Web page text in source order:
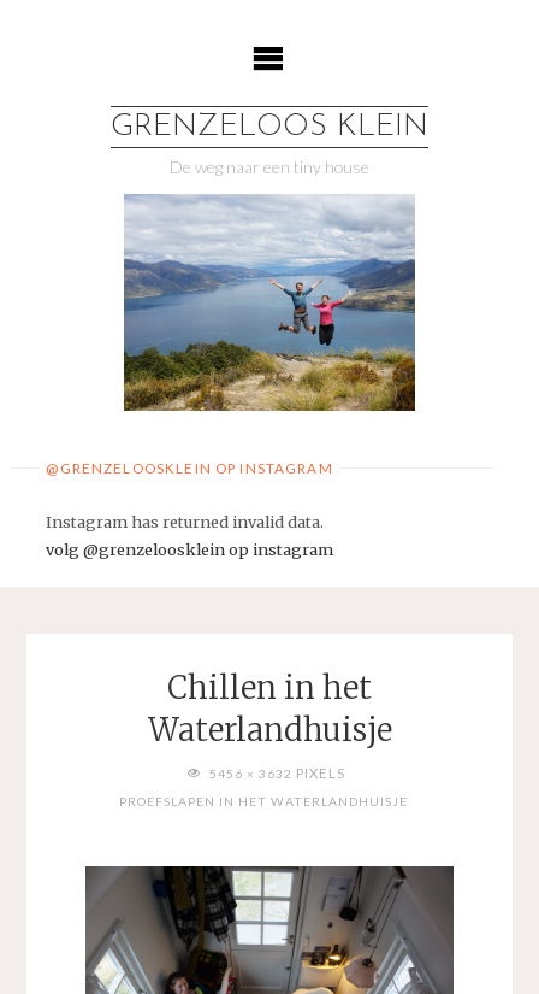
GRENZELOOS KLEIN
De weg naar een tiny house
@GRENZELOOSKLEIN OP INSTAGRAM
Instagram has returned invalid data.
volg @grenzeloosklein op instagram
Chillen in het
Waterlandhuisje
VOLLEDIGE
5456 × 3632 PIXELS
PROEFSLAPEN IN HET WATERLANDHUISJE